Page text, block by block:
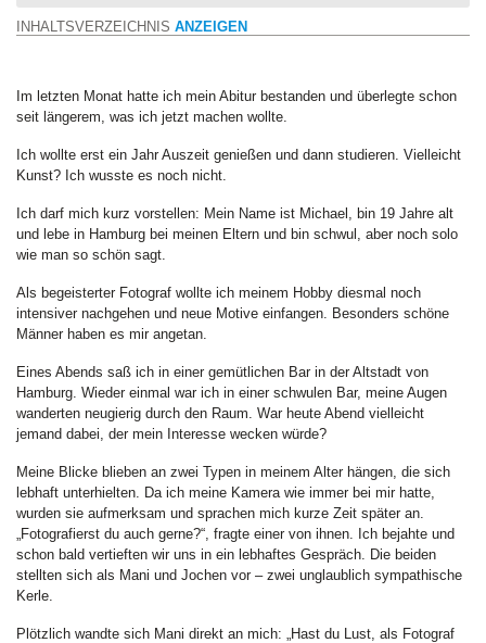
INHALTSVERZEICHNIS ANZEIGEN
Im letzten Monat hatte ich mein Abitur bestanden und überlegte schon
seit längerem, was ich jetzt machen wollte.
Ich wollte erst ein Jahr Auszeit genießen und dann studieren. Vielleicht
Kunst? Ich wusste es noch nicht.
Ich darf mich kurz vorstellen: Mein Name ist Michael, bin 19 Jahre alt
und lebe in Hamburg bei meinen Eltern und bin schwul, aber noch solo
wie man so schön sagt.
Als begeisterter Fotograf wollte ich meinem Hobby diesmal noch
intensiver nachgehen und neue Motive einfangen. Besonders schöne
Männer haben es mir angetan.
Eines Abends saß ich in einer gemütlichen Bar in der Altstadt von
Hamburg. Wieder einmal war ich in einer schwulen Bar, meine Augen
wanderten neugierig durch den Raum. War heute Abend vielleicht
jemand dabei, der mein Interesse wecken würde?
Meine Blicke blieben an zwei Typen in meinem Alter hängen, die sich
lebhaft unterhielten. Da ich meine Kamera wie immer bei mir hatte,
wurden sie aufmerksam und sprachen mich kurze Zeit später an.
„Fotografierst du auch gerne?“, fragte einer von ihnen. Ich bejahte und
schon bald vertieften wir uns in ein lebhaftes Gespräch. Die beiden
stellten sich als Mani und Jochen vor – zwei unglaublich sympathische
Kerle.
Plötzlich wandte sich Mani direkt an mich: „Hast du Lust, als Fotograf